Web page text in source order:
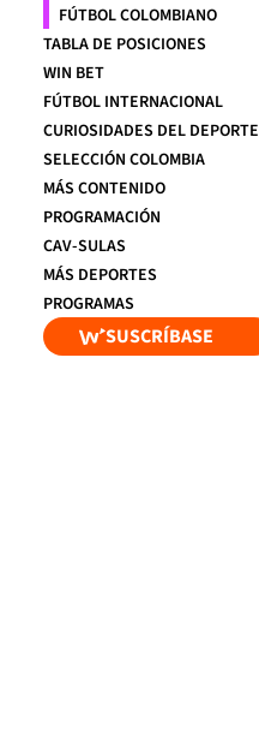
FÚTBOL COLOMBIANO
TABLA DE POSICIONES
WIN BET
FÚTBOL INTERNACIONAL
CURIOSIDADES DEL DEPORTE
SELECCIÓN COLOMBIA
MÁS CONTENIDO
PROGRAMACIÓN
CAV-SULAS
MÁS DEPORTES
PROGRAMAS
SUSCRÍBASE